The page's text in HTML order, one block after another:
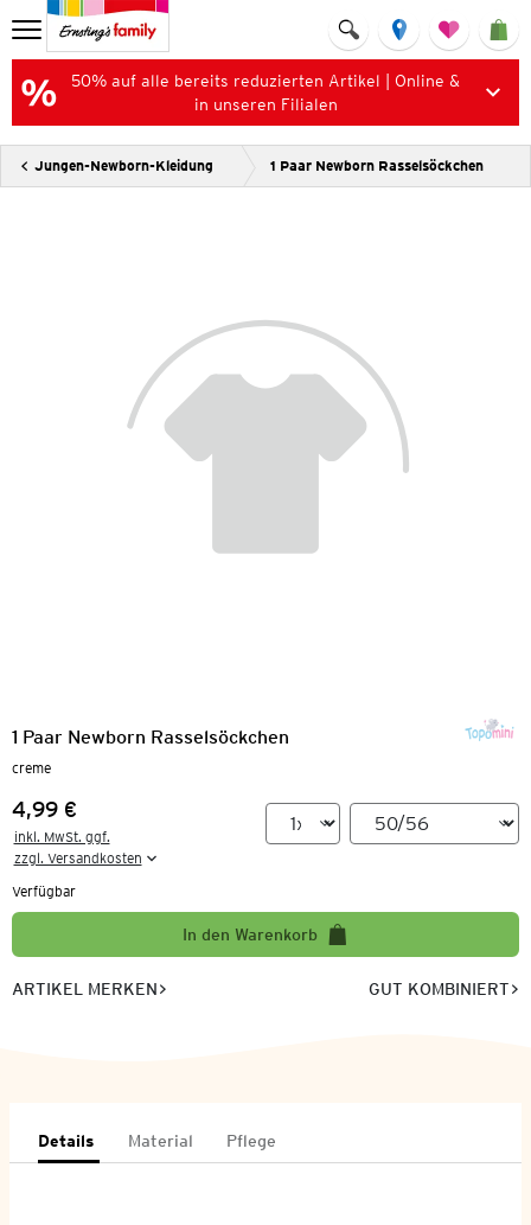
50% auf alle bereits reduzierten Artikel | Online &
in unseren Filialen
Jungen-Newborn-Kleidung 1 Paar Newborn Rasselsöckchen
1 Paar Newborn Rasselsöckchen
creme
Preis:
4,99 €
inkl. MwSt. ggf.
zzgl. Versandkosten
Verfügbar
In den Warenkorb
ARTIKEL MERKEN GUT KOMBINIERT
Details Material Pflege